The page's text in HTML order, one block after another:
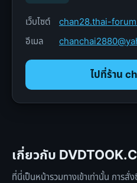
เว็บไซต์
chan28.thai-
อีเมล
ไปที่ร้าน
เกี่ยวกับ
ที่นี่เป็นหน้ารวมทางเข้าเท่านั้น การสั่